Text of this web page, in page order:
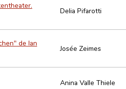
Delia Pifarotti
de Ian
Josée Zeimes
Anina Valle Thiele